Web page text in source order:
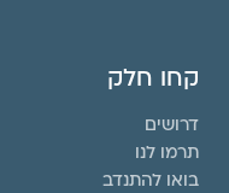
קחו חלק
דרושים
תרמו לנו
בואו להתנדב